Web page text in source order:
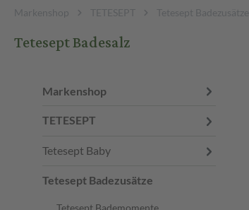
Markenshop TETESEPT Tetesept Badezusätze
Tetesept Badesalz
Markenshop
TETESEPT
Tetesept Baby
Tetesept Badezusätze
Tetesept Bademomente